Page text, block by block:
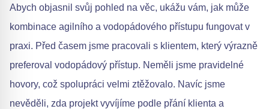
Abych objasnil svůj pohled na věc, ukážu vám, jak může
kombinace agilního a vodopádového přístupu fungovat v
praxi. Před časem jsme pracovali s klientem, který výrazně
preferoval vodopádový přístup. Neměli jsme pravidelné
hovory, což spolupráci velmi ztěžovalo. Navíc jsme
nevěděli, zda projekt vyvíjíme podle přání klienta a